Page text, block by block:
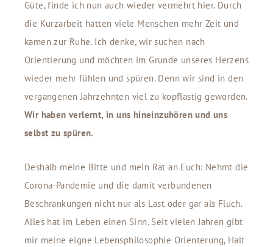
Güte, finde ich nun auch wieder vermehrt hier. Durch
die Kurzarbeit hatten viele Menschen mehr Zeit und
kamen zur Ruhe. Ich denke, wir suchen nach
Orientierung und möchten im Grunde unseres Herzens
wieder mehr fühlen und spüren. Denn wir sind in den
vergangenen Jahrzehnten viel zu kopflastig geworden.
Wir haben verlernt, in uns hineinzuhören und uns
selbst zu spüren.
Deshalb meine Bitte und mein Rat an Euch: Nehmt die
Corona-Pandemie und die damit verbundenen
Beschränkungen nicht nur als Last oder gar als Fluch.
Alles hat im Leben einen Sinn. Seit vielen Jahren gibt
mir meine eigne Lebensphilosophie Orienterung, Halt